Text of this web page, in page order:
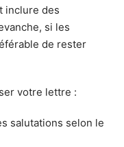
inclure des
si les
de rester
votre lettre :
salutations selon le